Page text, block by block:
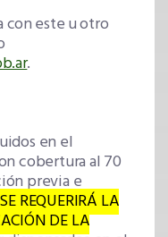
con este u otro
.
en el
cobertura al 70
previa e
REQUERIRÁ LA
DE LA